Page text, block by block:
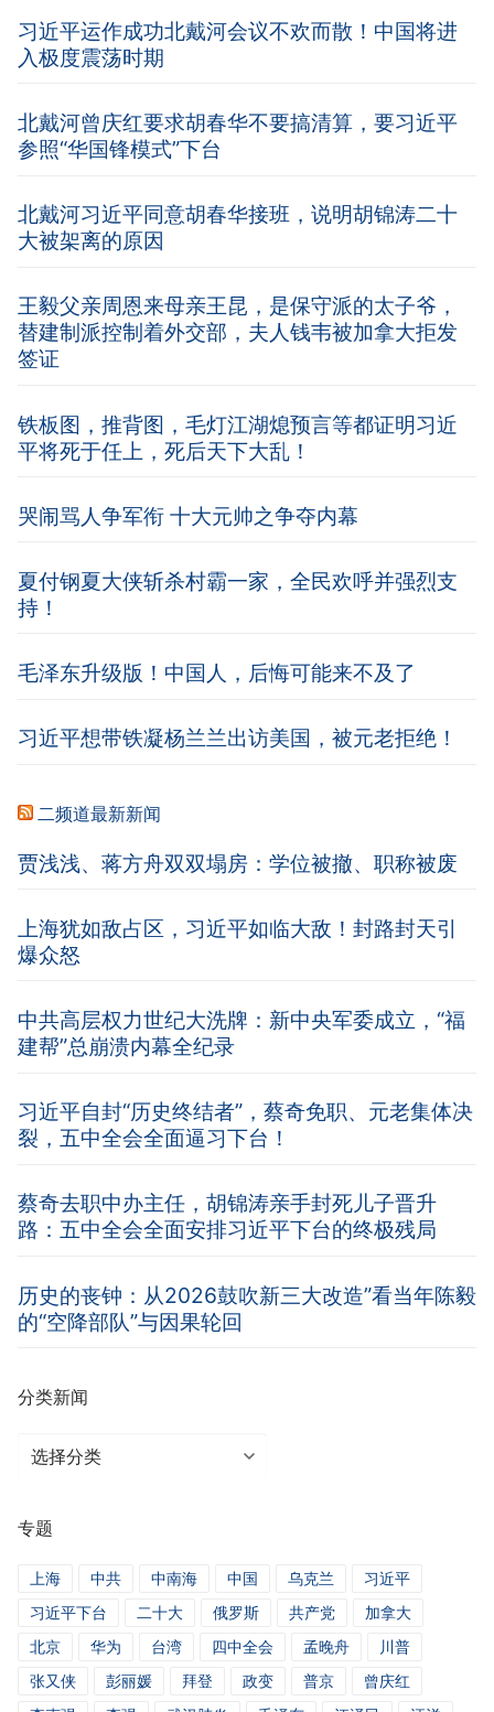
习近平运作成功北戴河会议不欢而散！中国将进
入极度震荡时期
北戴河曾庆红要求胡春华不要搞清算，要习近平
参照“华国锋模式”下台
北戴河习近平同意胡春华接班，说明胡锦涛二十
大被架离的原因
王毅父亲周恩来母亲王昆，是保守派的太子爷，
替建制派控制着外交部，夫人钱韦被加拿大拒发
签证
铁板图，推背图，毛灯江湖熄预言等都证明习近
平将死于任上，死后天下大乱！
哭闹骂人争军衔 十大元帅之争夺内幕
夏付钢夏大侠斩杀村霸一家，全民欢呼并强烈支
持！
毛泽东升级版！中国人，后悔可能来不及了
习近平想带铁凝杨兰兰出访美国，被元老拒绝！
二频道最新新闻
贾浅浅、蒋方舟双双塌房：学位被撤、职称被废
上海犹如敌占区，习近平如临大敌！封路封天引
爆众怒
中共高层权力世纪大洗牌：新中央军委成立，“福
建帮”总崩溃内幕全纪录
习近平自封“历史终结者”，蔡奇免职、元老集体决
裂，五中全会全面逼习下台！
蔡奇去职中办主任，胡锦涛亲手封死儿子晋升
路：五中全会全面安排习近平下台的终极残局
历史的丧钟：从2026鼓吹新三大改造”看当年陈毅
的“空降部队”与因果轮回
分类新闻
分
闻
专题
上海 中共 中南海 中国 乌克兰
习近平
习近平下台
二十大 俄罗斯 共产党
加拿大
北京
华为 台湾 四中全会 孟晚舟
川普
张又侠
彭丽媛 拜登 政变 普京
曾庆红